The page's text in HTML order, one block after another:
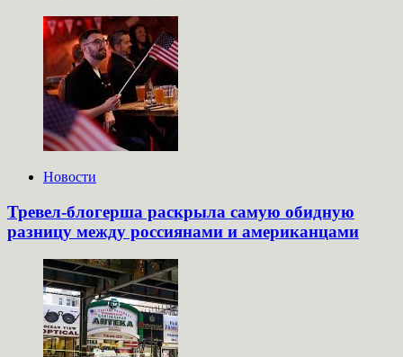
Новости
Тревел-блогерша раскрыла самую обидную
разницу между россиянами и американцами